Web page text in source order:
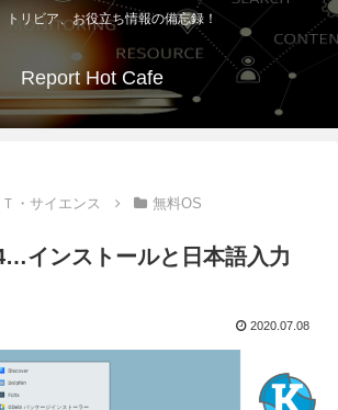
トリビア、お役立ち情報の備忘録！
Report Hot Cafe
Ｔ・サイエンス 無料OS
インストールと日本語入力
2020.07.08